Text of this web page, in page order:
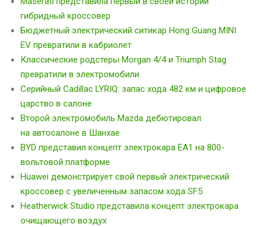
гибридный кроссовер
Бюджетный электрический ситикар Hong Guang MINI
EV превратили в кабриолет
Классические родстеры Morgan 4/4 и Triumph Stag
превратили в электромобили
Серийный Cadillac LYRIQ: запас хода 482 км и цифровое
царство в салоне
Второй электромобиль Mazda дебютировал
на автосалоне в Шанхае
BYD представил концепт электрокара EA1 на 800-
вольтовой платформе
Huawei демонстрирует свой первый электрический
кроссовер с увеличенным запасом хода SF5
Heatherwick Studio представила концепт электрокара
очищающего воздух